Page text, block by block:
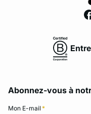
Abonnez-vous à
Mon E-mail *